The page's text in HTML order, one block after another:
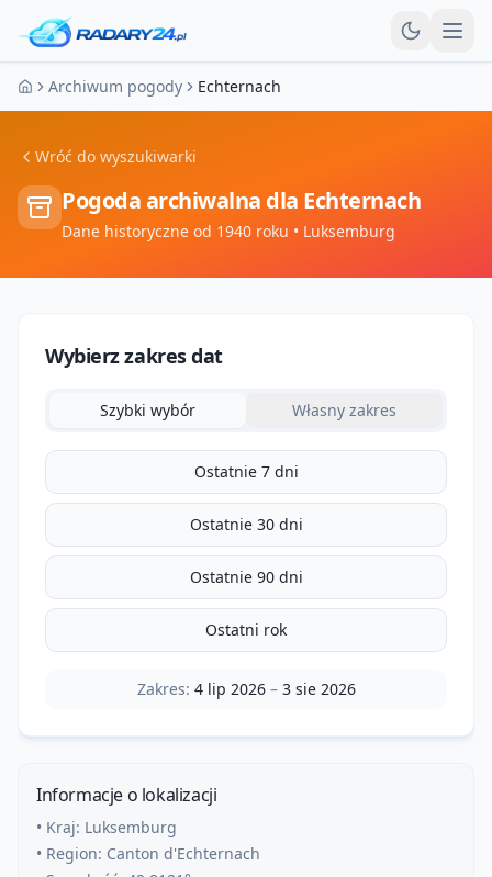
Strona główna
Archiwum pogody Echternach
Wróć do wyszukiwarki
Pogoda archiwalna dla Echternach
Dane historyczne od 1940 roku • Luksemburg
Wybierz zakres dat
Szybki wybór Własny zakres
Ostatnie 7 dni
Ostatnie 30 dni
Ostatnie 90 dni
Ostatni rok
Zakres: 4 lip 2026– 3 sie 2026
Informacje o lokalizacji
• Kraj: Luksemburg
• Region: Canton d'Echternach